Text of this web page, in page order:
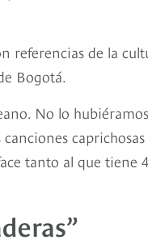
referencias de la
Bogotá.
No lo hubiéramos
tanto al que tiene